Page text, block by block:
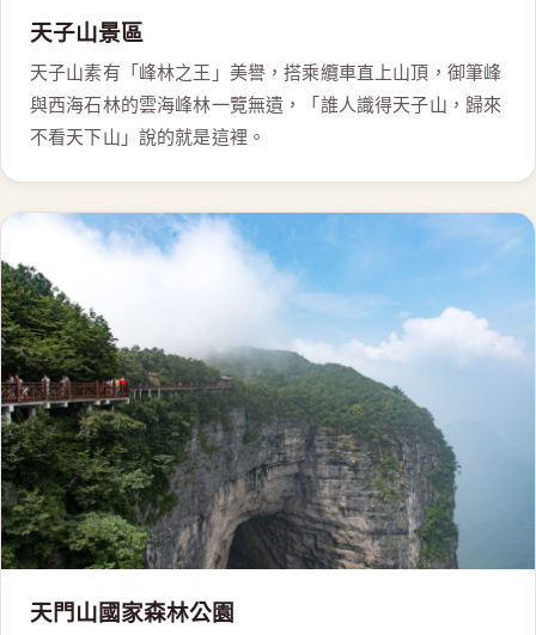
天子山景區
天子山素有「峰林之王」美譽，搭乘纜車直上山頂，御筆峰
與西海石林的雲海峰林一覽無遺，「誰人識得天子山，歸來
不看天下山」說的就是這裡。
天門山國家森林公園